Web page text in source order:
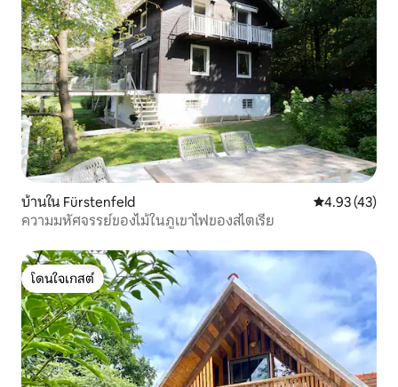
บ้านใน Fürstenfeld คะแนนเฉลี่ย
4.93 (43)
ความมหัศจรรย์ของไม้ในภูเขาไฟของสไตเรีย
โดนใจเกสต์
โดนใจเกสต์